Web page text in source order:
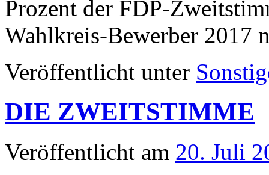
Prozent der FDP-
Wahlkreis-Bewerber
Veröffentlicht unter
DIE ZWEITSTIMME
Veröffentlicht am 20. Juli